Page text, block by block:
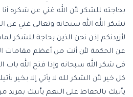
بحاجته للشكر لأن الله غني عن شكره أنا
نشكر الله الله سبحانه وتعالى غني عن
لأزيدنكم إذن نحن الذين بحاجة للشكر
عن الحكمة لأن أنت من أعظم مقامات
في شكر الله سبحانه وإذا فتح الله
كل خير لأن الشكر لله لا يأتي إلا بخير
يأتيك بالحفاظ على النعم يأتيك